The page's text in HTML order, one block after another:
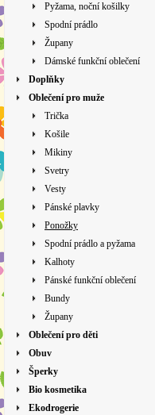
Pyžama, noční košilky
Spodní prádlo
Župany
Dámské funkční oblečení
Doplňky
Oblečení pro muže
Trička
Košile
Mikiny
Svetry
Vesty
Pánské plavky
Ponožky
Spodní prádlo a pyžama
Kalhoty
Pánské funkční oblečení
Bundy
Župany
Oblečení pro děti
Obuv
Šperky
Bio kosmetika
Ekodrogerie